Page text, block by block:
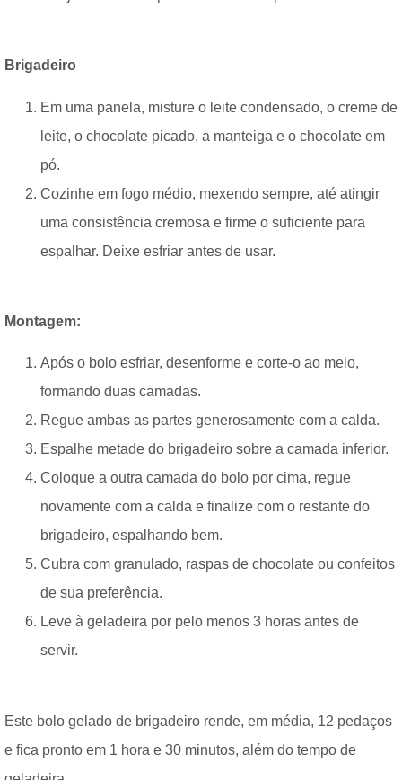
Brigadeiro
Em uma panela, misture o leite condensado, o creme de
leite, o chocolate picado, a manteiga e o chocolate em
pó.
Cozinhe em fogo médio, mexendo sempre, até atingir
uma consistência cremosa e firme o suficiente para
espalhar. Deixe esfriar antes de usar.
Montagem:
Após o bolo esfriar, desenforme e corte-o ao meio,
formando duas camadas.
Regue ambas as partes generosamente com a calda.
Espalhe metade do brigadeiro sobre a camada inferior.
Coloque a outra camada do bolo por cima, regue
novamente com a calda e finalize com o restante do
brigadeiro, espalhando bem.
Cubra com granulado, raspas de chocolate ou confeitos
de sua preferência.
Leve à geladeira por pelo menos 3 horas antes de
servir.
Este bolo gelado de brigadeiro rende, em média, 12 pedaços
e fica pronto em 1 hora e 30 minutos, além do tempo de